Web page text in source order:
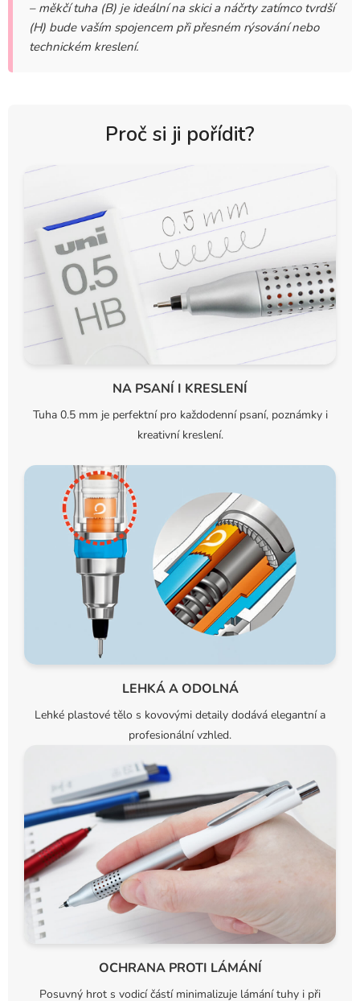
– měkčí tuha (B) je ideální na skici a náčrty zatímco tvrdší
(H) bude vaším spojencem při přesném rýsování nebo
technickém kreslení.
Proč si ji pořídit?
NA PSANÍ I KRESLENÍ
Tuha 0.5 mm je perfektní pro každodenní psaní, poznámky i
kreativní kreslení.
LEHKÁ A ODOLNÁ
Lehké plastové tělo s kovovými detaily dodává elegantní a
profesionální vzhled.
OCHRANA PROTI LÁMÁNÍ
Posuvný hrot s vodicí částí minimalizuje lámání tuhy i při